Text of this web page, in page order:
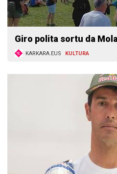
Giro polita sortu da
KARKARA.EUS KULTURA